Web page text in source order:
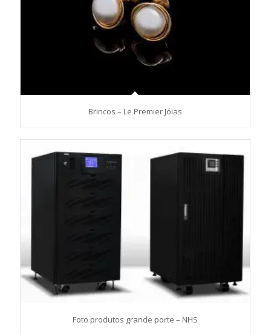
Brincos – Le Premier Jóias
Foto produtos grande porte – NHS